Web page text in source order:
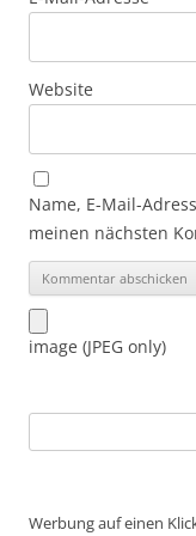
Website
Name, E-Mail-
meinen nächsten
image (JPEG only)
nach:
Werbung auf einen